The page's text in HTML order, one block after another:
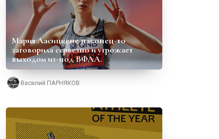
Мария Ласицкене наконец-то
заговорила серьезно и угрожает
выходом из-под ВФЛА.
Василий ПАРНЯКОВ